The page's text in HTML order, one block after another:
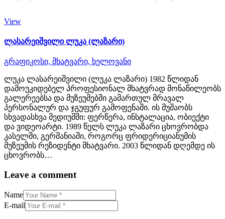
View
ლასარეიშვილი ლუკა (ლაზარი)
გრაფიკოსი, მხატვარი, ხელოვანი
ლუკა ლასარეიშვილი (ლუკა ლაზარი) 1982 წლიდან
დამოუკიდებელ პროფესიონალ მხატვრად მონაწილეობს
გალერეებსა და მუზეუმებში გამართულ მრავალ
პერსონალურ და ჯგუფურ გამოფენაში. ის მუშაობს
სხვადასხვა მედიუმში: ფერწერა, ინსტალაცია, ობიექტი
და ვიდეოარტი. 1989 წელს ლუკა ლაზარი ცხოვრობდა
კასელში, გერმანიაში, როგორც ფრიდერიციანუმის
მუზეუმის რეზიდენტი მხატვარი. 2003 წლიდან დღემდე ის
ცხოვრობს…
Leave a comment
Name
E-mail